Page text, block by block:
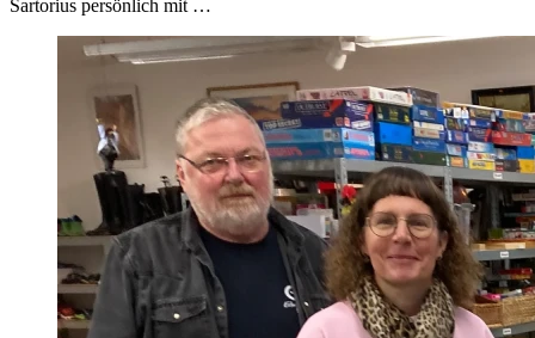
Sartorius persönlich mit …